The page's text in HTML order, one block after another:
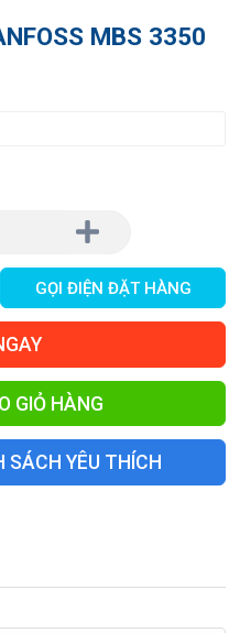
MBS 3350
GỌI ĐIỆN ĐẶT HÀNG
GIỎ HÀNG
SÁCH YÊU THÍCH